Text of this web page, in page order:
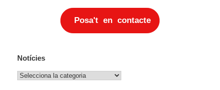
Posa't en contacte
Notícies
Notícies